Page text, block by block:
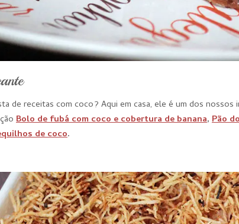
de receitas com coco? Aqui em casa, ele é um dos
Bolo de fubá com coco e cobertura de banana, Pão
de coco.